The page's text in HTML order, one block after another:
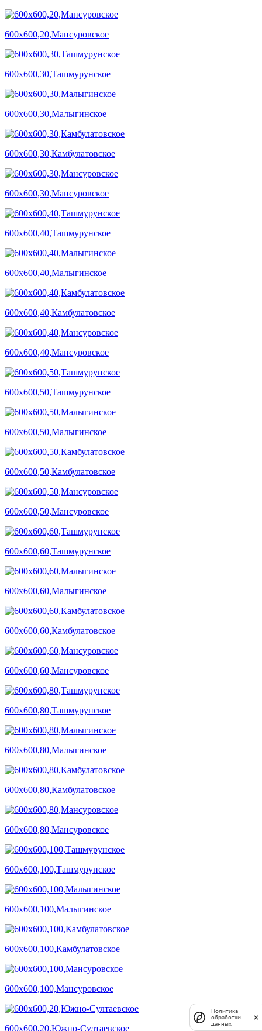
600х600,20,Мансуровское
600х600,30,Ташмурунское
600х600,30,Малыгинское
600х600,30,Камбулатовское
600х600,30,Мансуровское
600х600,40,Ташмурунское
600х600,40,Малыгинское
600х600,40,Камбулатовское
600х600,40,Мансуровское
600х600,50,Ташмурунское
600х600,50,Малыгинское
600х600,50,Камбулатовское
600х600,50,Мансуровское
600х600,60,Ташмурунское
600х600,60,Малыгинское
600х600,60,Камбулатовское
600х600,60,Мансуровское
600х600,80,Ташмурунское
600х600,80,Малыгинское
600х600,80,Камбулатовское
600х600,80,Мансуровское
600х600,100,Ташмурунское
600х600,100,Малыгинское
600х600,100,Камбулатовское
600х600,100,Мансуровское
600х600,20,Южно-Султаевское
Политика
обработки
данных